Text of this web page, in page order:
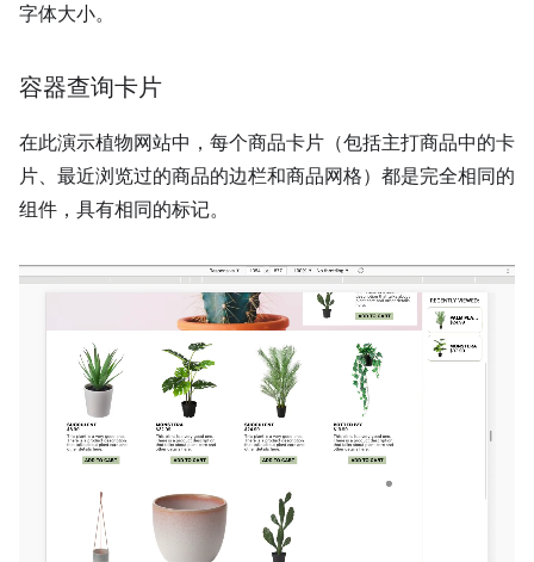
字体大小。
容器查询卡片
在此演示植物网站中，每个商品卡片（包括主打商品中的卡
片、最近浏览过的商品的边栏和商品网格）都是完全相同的
组件，具有相同的标记。